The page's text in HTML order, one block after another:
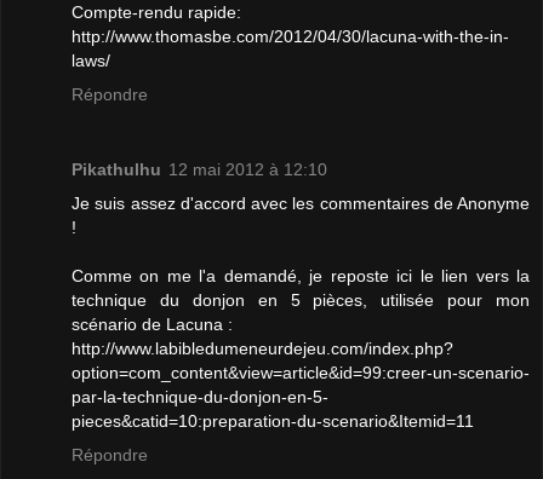
Compte-rendu rapide:
http://www.thomasbe.com/2012/04/30/lacuna-with-the-in-
laws/
Répondre
Pikathulhu 12 mai 2012 à 12:10
Je suis assez d'accord avec les commentaires de Anonyme
!
Comme on me l'a demandé, je reposte ici le lien vers la
technique du donjon en 5 pièces, utilisée pour mon
scénario de Lacuna :
http://www.labibledumeneurdejeu.com/index.php?
option=com_content&view=article&id=99:creer-un-scenario-
par-la-technique-du-donjon-en-5-
pieces&catid=10:preparation-du-scenario&Itemid=11
Répondre